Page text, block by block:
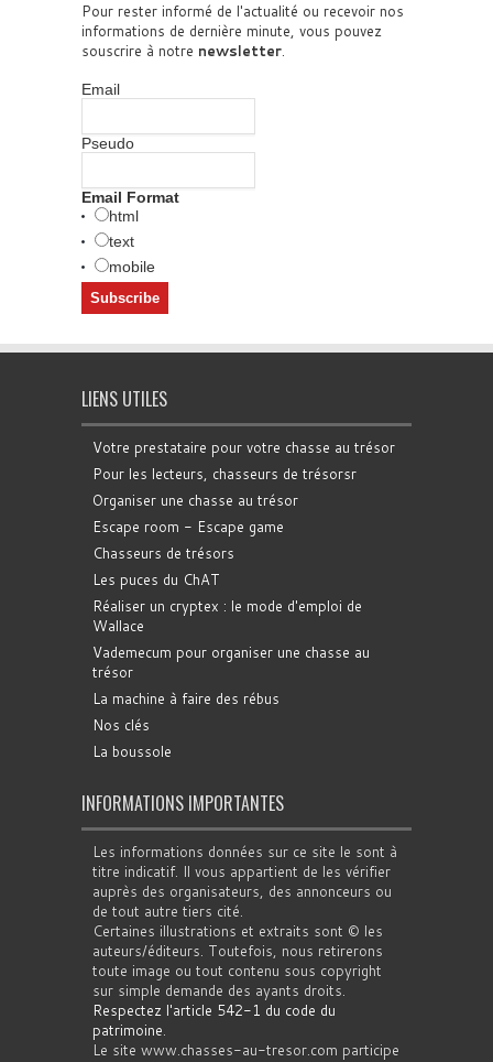
Pour rester informé de l'actualité ou recevoir nos
informations de dernière minute, vous pouvez
souscrire à notre newsletter.
Email
Pseudo
Email Format
html
text
mobile
LIENS UTILES
Votre prestataire pour votre chasse au trésor
Pour les lecteurs, chasseurs de trésorsr
Organiser une chasse au trésor
Escape room - Escape game
Chasseurs de trésors
Les puces du ChAT
Réaliser un cryptex : le mode d'emploi de
Wallace
Vademecum pour organiser une chasse au
trésor
La machine à faire des rébus
Nos clés
La boussole
INFORMATIONS IMPORTANTES
Les informations données sur ce site le sont à
titre indicatif. Il vous appartient de les vérifier
auprès des organisateurs, des annonceurs ou
de tout autre tiers cité.
Certaines illustrations et extraits sont © les
auteurs/éditeurs. Toutefois, nous retirerons
toute image ou tout contenu sous copyright
sur simple demande des ayants droits.
Respectez l'article 542-1 du code du
patrimoine.
Le site www.chasses-au-tresor.com participe